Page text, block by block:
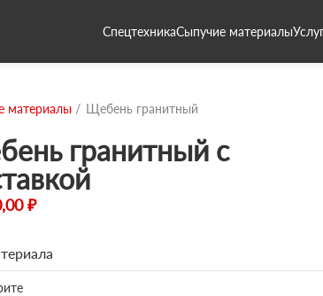
СпецтехникаСыпучие материалы
материалы Щебень гранитный
гранитный с
₽